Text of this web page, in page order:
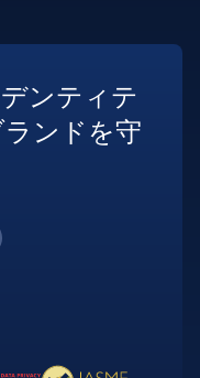
ンティテ
ンドを守